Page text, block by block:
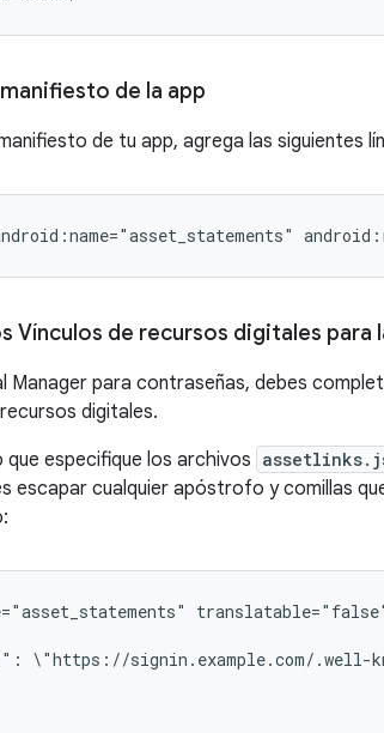
de la app
de tu app, agrega las siguientes
Vínculos de recursos digitales para
Manager para contraseñas, debes
digitales.
que especifique los archivos
escapar cualquier apóstrofo y comillas
\"https://signin.example.com/.well-